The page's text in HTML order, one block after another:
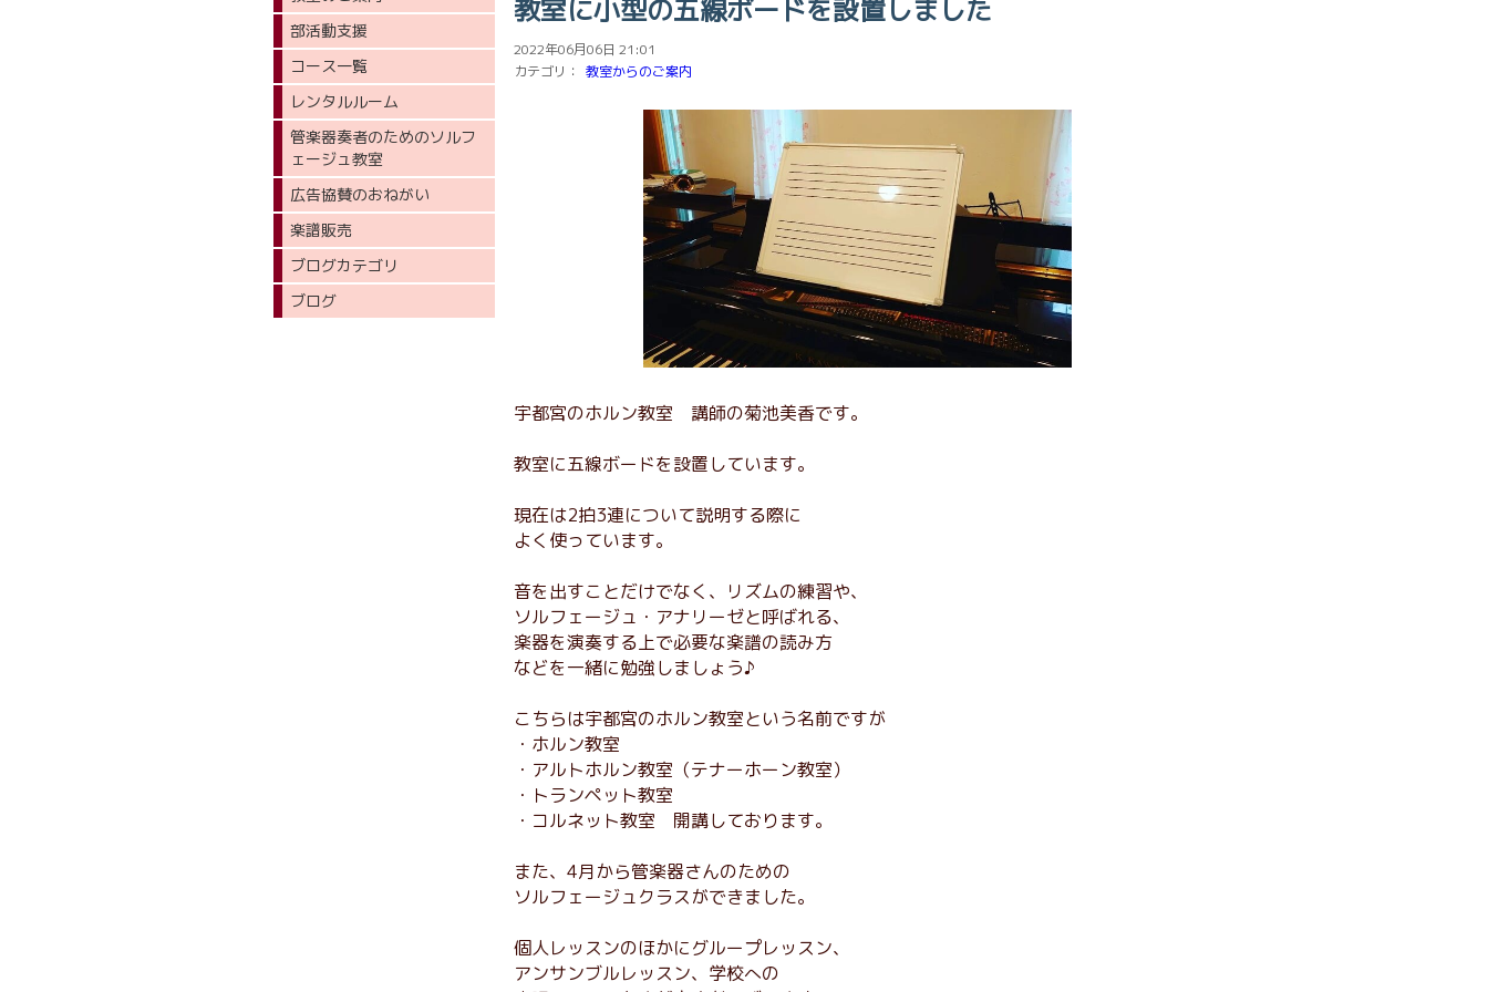
教室に小型の五線ボードを設置しました
2022年06月06日 21:01
カテゴリ：
教室からのご案内
宇都宮のホルン教室 講師の菊池美香です。
教室に五線ボードを設置しています。
現在は2拍3連について説明する際に
よく使っています。
音を出すことだけでなく、リズムの練習や、
ソルフェージュ・アナリーゼと呼ばれる、
楽器を演奏する上で必要な楽譜の読み方
などを一緒に勉強しましょう♪
こちらは宇都宮のホルン教室という名前ですが
・ホルン教室
・アルトホルン教室（テナーホーン教室）
・トランペット教室
・コルネット教室 開講しております。
また、4月から管楽器さんのための
ソルフェージュクラスができました。
個人レッスンのほかにグループレッスン、
アンサンブルレッスン、学校への
部活動支援
コース一覧
レンタルルーム
管楽器奏者のためのソルフ
ェージュ教室
広告協賛のおねがい
楽譜販売
ブログカテゴリ
ブログ